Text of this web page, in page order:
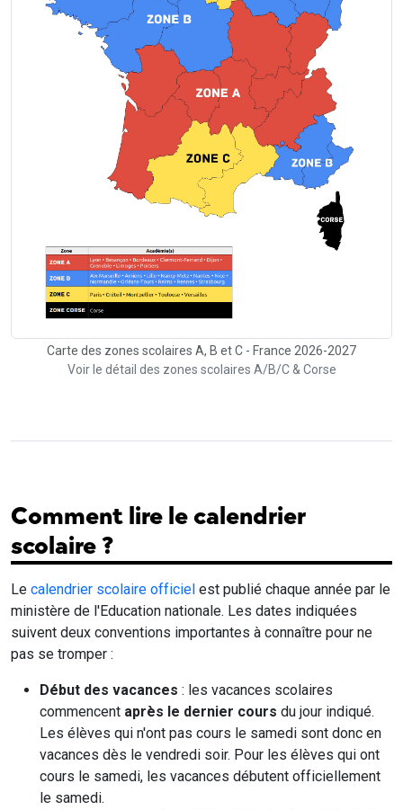
Carte des zones scolaires A, B et C - France 2026-2027
Voir le détail des zones scolaires A/B/C & Corse
Comment lire le calendrier
scolaire ?
Le calendrier scolaire officiel est publié chaque année par le
ministère de l'Education nationale. Les dates indiquées
suivent deux conventions importantes à connaître pour ne
pas se tromper :
Début des vacances : les vacances scolaires
commencent après le dernier cours du jour indiqué.
Les élèves qui n'ont pas cours le samedi sont donc en
vacances dès le vendredi soir. Pour les élèves qui ont
cours le samedi, les vacances débutent officiellement
le samedi.